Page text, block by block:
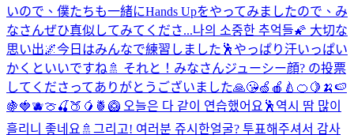
いので、僕たちも一緒にHands Upをやってみましたので、み
なさんぜひ真似してみてくださ...나의 소중한 추억들🌠 大切な
思い出🌌今日はみんなで練習しました🕺やっぱり汗いっぱい
かくといいですね🚿 それと！みなさんジューシー顔? の投票
してくださってありがとうございました🙏😘🍏🍎🍐🍊🍋🍌🍉
🍇🍓🫐🍈🍒🍑🥭🍍🥝 오늘은 다 같이 연습했어요🕺역시 땀 많이
흘리니 좋네요🚿그리고! 여러분 쥬시한얼굴? 투표해주셔서 감사